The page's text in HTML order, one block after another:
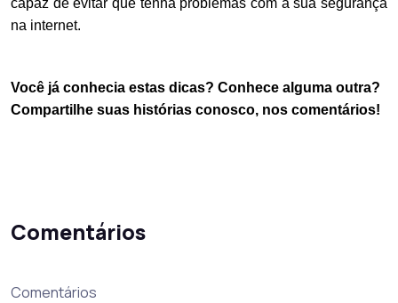
na internet.
Você já conhecia estas dicas? Conhece alguma outra?
Compartilhe suas histórias conosco, nos comentários!
Comentários
Comentários